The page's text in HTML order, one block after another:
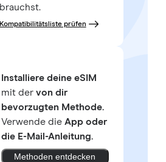
brauchst.
Kompatibilitätsliste prüfen
Installiere deine eSIM
mit der von dir
bevorzugten Methode.
Verwende die App oder
die E-Mail-Anleitung.
Methoden entdecken